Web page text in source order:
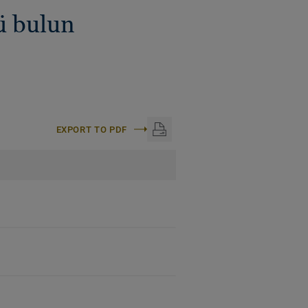
bulun
EXPORT TO PDF